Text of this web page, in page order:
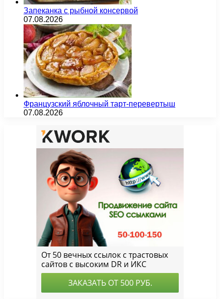
Запеканка с рыбной консервой
07.08.2026
Французский яблочный тарт-перевертыш
07.08.2026